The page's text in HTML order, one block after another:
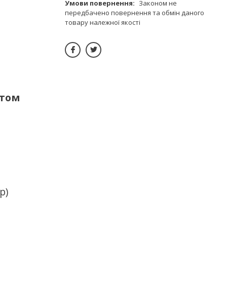
Законом не
передбачено повернення та обмін даного
товару належної якості